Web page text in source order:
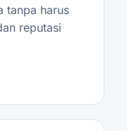
tanpa harus
reputasi